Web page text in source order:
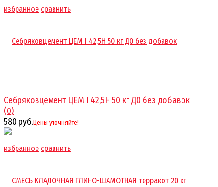
избранное сравнить
избранное сравнить
Себряковцемент ЦЕМ I 42,5Н 50 кг Д0 без добавок
(0)
580 руб.Цены уточняйте!